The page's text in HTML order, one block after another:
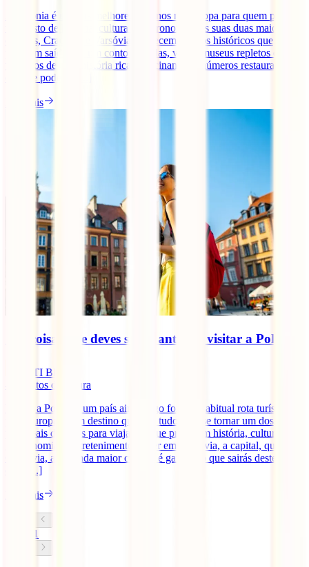
A Polónia é um dos melhores destinos na Europa para quem procura
um misto de história, cultura e gastronomia. As suas duas maiores
cidades, Cracóvia e Varsóvia, oferecem centros históricos que
parecem saídos de um conto de fadas, vários museus repletos de
vestígios de uma história rica e fascinante, e inúmeros restaurantes
onde te poderás [...]
Ler mais
Seis coisas que deves saber antes de visitar a Polónia
IATI Blog
minutos de leitura
Visitar a Polónia, um país ainda algo fora da habitual rota turística
pela Europa, é um destino que tem tudo para se tornar um dos
principais destinos para viajantes que procuram história, cultura,
gastronomia e entretenimento. Quer em Varsóvia, a capital, quer em
Cracóvia, a segunda maior cidade, é garantido que sairás deste país
com [...]
Ler mais
1